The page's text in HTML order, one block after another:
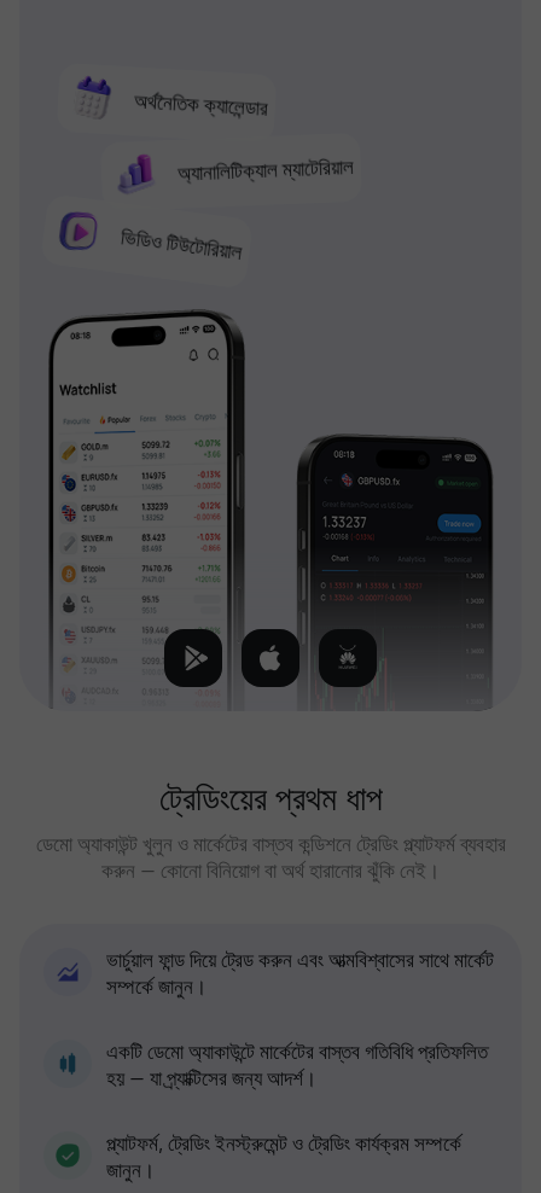
অর্থনৈতিক ক্যালেন্ডার
অ্যানালিটিক্যাল ম্যাটেরিয়াল
ভিডিও টিউটোরিয়াল
ট্রেডিংয়ের প্রথম ধাপ
ডেমো অ্যাকাউন্ট খুলুন ও মার্কেটের বাস্তব কন্ডিশনে ট্রেডিং প্ল্যাটফর্ম ব্যবহার
করুন — কোনো বিনিয়োগ বা অর্থ হারানোর ঝুঁকি নেই।
ভার্চুয়াল ফান্ড দিয়ে ট্রেড করুন এবং আত্মবিশ্বাসের সাথে মার্কেট
সম্পর্কে জানুন।
একটি ডেমো অ্যাকাউন্টে মার্কেটের বাস্তব গতিবিধি প্রতিফলিত
হয় — যা প্র্যাক্টিসের জন্য আদর্শ।
প্ল্যাটফর্ম, ট্রেডিং ইনস্ট্রুমেন্ট ও ট্রেডিং কার্যক্রম সম্পর্কে
জানুন।